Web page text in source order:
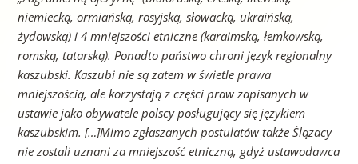
niemiecką, ormiańską, rosyjską, słowacką, ukraińską,
żydowską) i 4 mniejszości etniczne (karaimską, łemkowską,
romską, tatarską). Ponadto państwo chroni język regionalny
kaszubski. Kaszubi nie są zatem w świetle prawa
mniejszością, ale korzystają z części praw zapisanych w
ustawie jako obywatele polscy posługujący się językiem
kaszubskim. […]Mimo zgłaszanych postulatów także Ślązacy
nie zostali uznani za mniejszość etniczną, gdyż ustawodawca